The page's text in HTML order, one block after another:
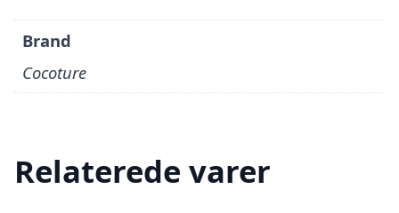
Brand
Cocoture
Relaterede varer